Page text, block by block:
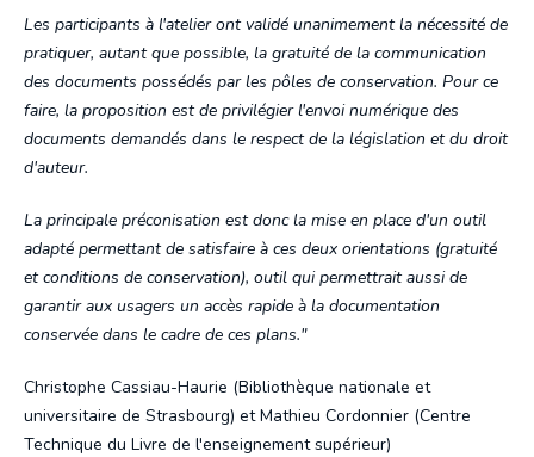
Les participants à l'atelier ont validé unanimement la nécessité de
pratiquer, autant que possible, la gratuité de la communication
des documents possédés par les pôles de conservation. Pour ce
faire, la proposition est de privilégier l'envoi numérique des
documents demandés dans le respect de la législation et du droit
d'auteur.
La principale préconisation est donc la mise en place d'un outil
adapté permettant de satisfaire à ces deux orientations (gratuité
et conditions de conservation), outil qui permettrait aussi de
garantir aux usagers un accès rapide à la documentation
conservée dans le cadre de ces plans."
Christophe Cassiau-Haurie (Bibliothèque nationale et
universitaire de Strasbourg) et Mathieu Cordonnier (Centre
Technique du Livre de l'enseignement supérieur)